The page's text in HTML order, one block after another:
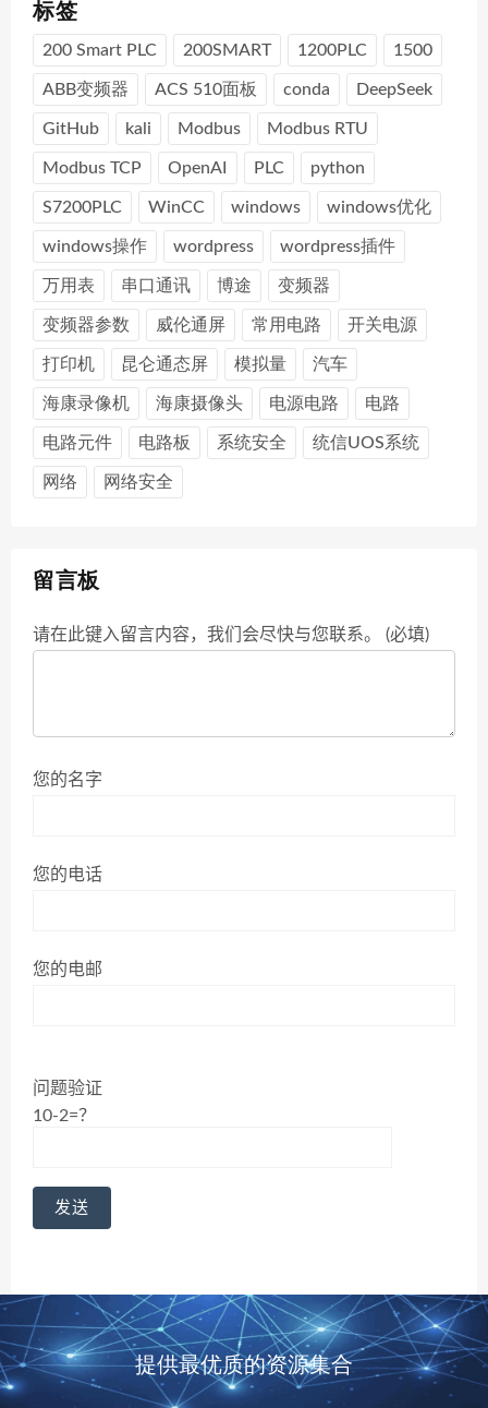
标签
200 Smart PLC 200SMART 1200PLC 1500
ABB变频器 ACS 510面板 conda DeepSeek
GitHub kali Modbus Modbus RTU
Modbus TCP OpenAI PLC python
S7200PLC WinCC windows windows优化
windows操作 wordpress wordpress插件
万用表 串口通讯 博途 变频器
变频器参数 威伦通屏 常用电路 开关电源
打印机 昆仑通态屏 模拟量 汽车
海康录像机 海康摄像头 电源电路 电路
电路元件 电路板 系统安全 统信UOS系统
网络 网络安全
留言板
请在此键入留言内容，我们会尽快与您联系。 (必填)
您的名字
您的电话
您的电邮
问题验证
10-2=？
提供最优质的资源集合